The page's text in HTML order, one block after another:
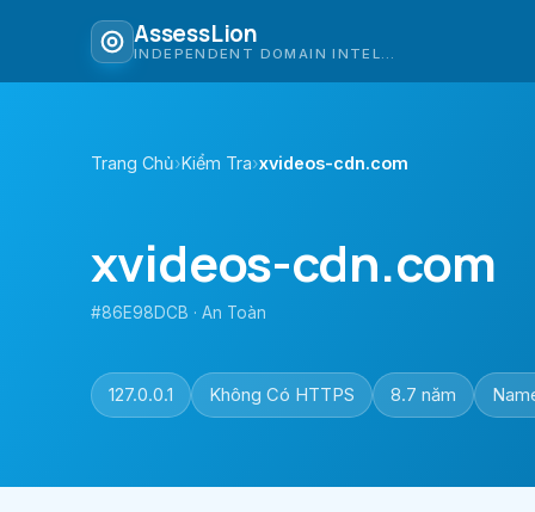
AssessLion
Trang Chủ›Kiểm Tra›xvideos-cdn.com
xvideos-cdn.com
#86E98DCB · An Toàn
127.0.0.1 Không Có HTTPS 8.7 năm